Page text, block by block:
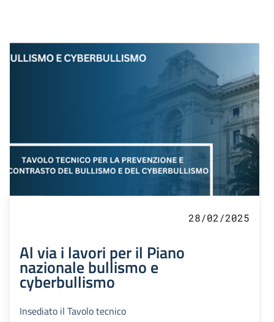
28/02/2025
Al via i lavori per il Piano
nazionale bullismo e
cyberbullismo
Insediato il Tavolo tecnico